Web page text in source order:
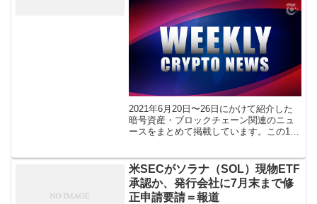
2021年6月20日〜26日にかけて紹介した
暗号資産・ブロックチェーン関連のニュ
ースをまとめて掲載しています。この1週
らから読む：2021年 […]
米SECがソラナ（SOL）現物ETF
承認か、発行会社に7月末まで修
正申請要請＝報道